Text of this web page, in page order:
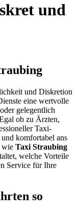
und
und Diskretion
eine wertvolle
gelegentlich
ob zu Ärzten,
Taxi-
komfortabel ans
wie Taxi Straubing
welche Vorteile
Service für Ihre
so